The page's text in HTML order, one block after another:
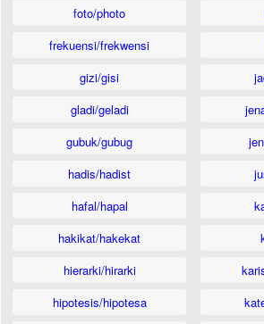
foto/photo
frekuensi/frekwensi
gizi/gisi
gladi/geladi
gubuk/gubug
hadis/hadist
hafal/hapal
hakikat/hakekat
hierarki/hirarki
hipotesis/hipotesa